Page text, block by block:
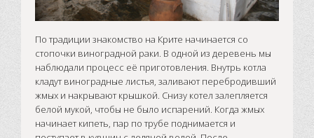
По традиции знакомство на Крите начинается со
стопочки виноградной раки. В одной из деревень мы
наблюдали процесс её приготовления. Внутрь котла
кладут виноградные листья, заливают перебродивший
жмых и накрывают крышкой. Снизу котел залепляется
белой мукой, чтобы не было испарений. Когда жмых
начинает кипеть, пар по трубе поднимается и